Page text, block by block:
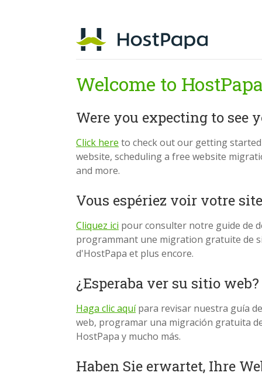
Welcome to
Were you expecting to see
Click here to check out our getting
website, scheduling a free website
and more.
Vous espériez voir votre
Cliquez ici pour consulter notre guide de
programmant une migration gratuite de
d'HostPapa et plus encore.
¿Esperaba ver su sitio web?
Haga clic aquípara revisar nuestra guía
web, programar una migración gratuita
HostPapa y mucho más.
Haben Sie erwartet, Ihre